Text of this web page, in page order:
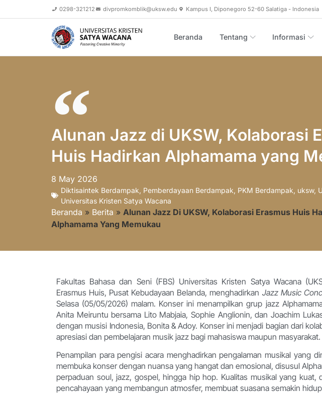
0298-321212 divpromkomblik@uksw.edu Kampus I, Diponegoro 52-60 Salatiga - Indonesia
Beranda Tentang Informasi
Alunan Jazz di UKSW, Kolaborasi
Huis Hadirkan Alphamama yang
8 May 2026
Diktisaintek Berdampak, Pemberdayaan Berdampak, PKM Berdampak, uksw,
Universitas Kristen Satya Wacana
Beranda » Berita » Alunan Jazz Di UKSW, Kolaborasi Erasmus Huis
Alphamama Yang Memukau
Fakultas Bahasa dan Seni (FBS) Universitas Kristen Satya Wacana
Erasmus Huis, Pusat Kebudayaan Belanda, menghadirkan Jazz Music
Selasa (05/05/2026) malam. Konser ini menampilkan grup jazz
Anita Meiruntu bersama Lito Mabjaia, Sophie Anglionin, dan Joachim
dengan musisi Indonesia, Bonita & Adoy. Konser ini menjadi bagian dari
apresiasi dan pembelajaran musik jazz bagi mahasiswa maupun masyarakat.
Penampilan para pengisi acara menghadirkan pengalaman musikal yang
membuka konser dengan nuansa yang hangat dan emosional, disusul
perpaduan soul, jazz, gospel, hingga hip hop. Kualitas musikal yang kuat,
pencahayaan yang membangun atmosfer, membuat suasana semakin